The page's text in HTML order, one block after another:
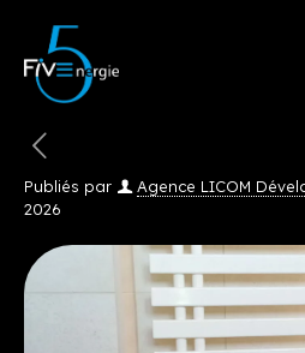
Publiés par Agence LICOM
2026